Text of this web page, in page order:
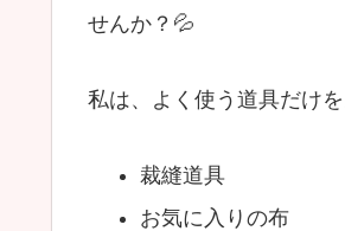
せんか？💦
私は、よく使う道具だけを
裁縫道具
お気に入りの布